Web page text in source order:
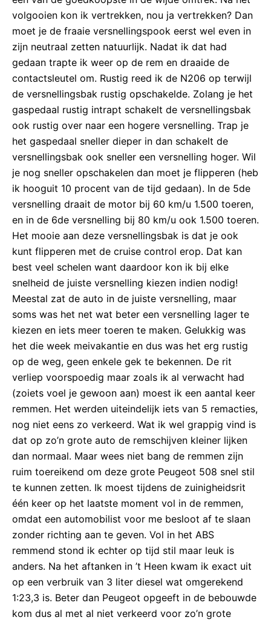
volgooien kon ik vertrekken, nou ja vertrekken? Dan
moet je de fraaie versnellingspook eerst wel even in
zijn neutraal zetten natuurlijk. Nadat ik dat had
gedaan trapte ik weer op de rem en draaide de
contactsleutel om. Rustig reed ik de N206 op terwijl
de versnellingsbak rustig opschakelde. Zolang je het
gaspedaal rustig intrapt schakelt de versnellingsbak
ook rustig over naar een hogere versnelling. Trap je
het gaspedaal sneller dieper in dan schakelt de
versnellingsbak ook sneller een versnelling hoger. Wil
je nog sneller opschakelen dan moet je flipperen (heb
ik hooguit 10 procent van de tijd gedaan). In de 5de
versnelling draait de motor bij 60 km/u 1.500 toeren,
en in de 6de versnelling bij 80 km/u ook 1.500 toeren.
Het mooie aan deze versnellingsbak is dat je ook
kunt flipperen met de cruise control erop. Dat kan
best veel schelen want daardoor kon ik bij elke
snelheid de juiste versnelling kiezen indien nodig!
Meestal zat de auto in de juiste versnelling, maar
soms was het net wat beter een versnelling lager te
kiezen en iets meer toeren te maken. Gelukkig was
het die week meivakantie en dus was het erg rustig
op de weg, geen enkele gek te bekennen. De rit
verliep voorspoedig maar zoals ik al verwacht had
(zoiets voel je gewoon aan) moest ik een aantal keer
remmen. Het werden uiteindelijk iets van 5 remacties,
nog niet eens zo verkeerd. Wat ik wel grappig vind is
dat op zo’n grote auto de remschijven kleiner lijken
dan normaal. Maar wees niet bang de remmen zijn
ruim toereikend om deze grote Peugeot 508 snel stil
te kunnen zetten. Ik moest tijdens de zuinigheidsrit
één keer op het laatste moment vol in de remmen,
omdat een automobilist voor me besloot af te slaan
zonder richting aan te geven. Vol in het ABS
remmend stond ik echter op tijd stil maar leuk is
anders. Na het aftanken in ’t Heen kwam ik exact uit
op een verbruik van 3 liter diesel wat omgerekend
1:23,3 is. Beter dan Peugeot opgeeft in de bebouwde
kom dus al met al niet verkeerd voor zo’n grote